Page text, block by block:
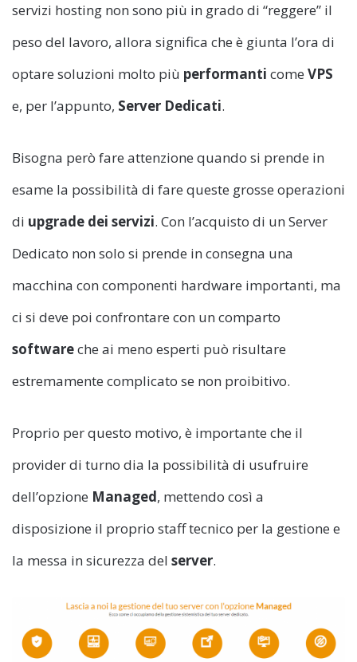
servizi hosting non sono più in grado di “reggere” il
peso del lavoro, allora significa che è giunta l’ora di
optare soluzioni molto più performanti come VPS
e, per l’appunto, Server Dedicati.
Bisogna però fare attenzione quando si prende in
esame la possibilità di fare queste grosse operazioni
di upgrade dei servizi. Con l’acquisto di un Server
Dedicato non solo si prende in consegna una
macchina con componenti hardware importanti, ma
ci si deve poi confrontare con un comparto
softwareche ai meno esperti può risultare
estremamente complicato se non proibitivo.
Proprio per questo motivo, è importante che il
provider di turno dia la possibilità di usufruire
dell’opzione Managed, mettendo così a
disposizione il proprio staff tecnico per la gestione e
la messa in sicurezza del server.